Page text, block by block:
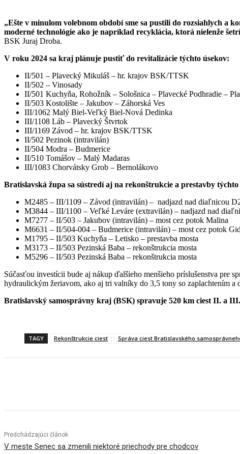
„Ešte v minulom volebnom období sme sa pustili do rozsiahlych a
moderné technológie ako je napríklad recyklácia, ktorá nielenže
BSK Juraj Droba.
V roku 2024 sa kraj plánuje pustiť do revitalizácie týchto úsekov:
II/501 – Plavecký Mikuláš – hr. krajov BSK/TTSK
II/502 – Vinosady
II/501 Kuchyňa, Rohožník – Sološnica – Plavecké Podhradie –
II/503 Kostolište – Jakubov – Záhorská Ves
III/1062 Malý Biel-Veľký Biel-Nová Dedinka
III/1108 Láb – Plavecký Štvrtok
III/1169 Závod – hr. krajov BSK/TTSK
II/502 Pezinok (intravilán)
II/504 Modra – Budmerice
II/510 Tomášov – Malý Madaras
III/1083 Chorvátsky Grob – Bernolákovo
Bratislavská župa sa sústredí aj na rekonštrukcie a prestavby týchto
M2485 – III/1109 – Závod (intravilán) – nadjazd nad diaľnicou
M3844 – III/1100 – Veľké Leváre (extravilán) – nadjazd nad
M7277 – II/503 – Jakubov (intravilán) – most cez potok Malina
M6631 – II/504-004 – Budmerice (intravilán) – most cez potok
M1795 – II/503 Kuchyňa – Letisko – prestavba mosta
M3173 – II/503 Pezinská Baba – rekonštrukcia mosta
M5296 – II/503 Pezinská Baba – rekonštrukcia mosta
Súčasťou investícii bude aj nákup ďalšieho menšieho príslušenstva pre
hydraulickým žeriavom, ako aj tri valníky do 3,5 tony so zaplachtením a
Bratislavský samosprávny kraj (BSK) spravuje 520 km ciest II. a
TAGY Rekonštrukcie ciest Správa ciest Bratislavského
Predchádzajúci článok
V meste Senec sa zmenili niektoré priechody pre chodcov